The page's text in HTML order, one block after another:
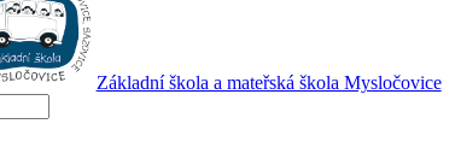
Základní škola a mateřská škola Mysločovice